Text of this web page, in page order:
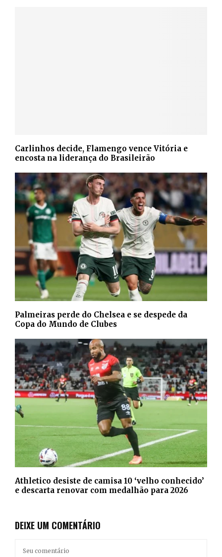
Carlinhos decide, Flamengo vence Vitória e
encosta na liderança do Brasileirão
Palmeiras perde do Chelsea e se despede da
Copa do Mundo de Clubes
Athletico desiste de camisa 10 ‘velho conhecido’
e descarta renovar com medalhão para 2026
DEIXE UM COMENTÁRIO